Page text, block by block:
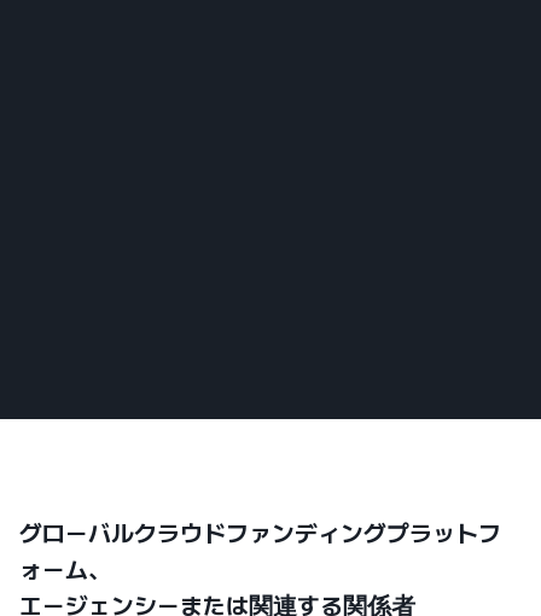
グローバルクラウドファンディングプラットフ
ォーム、
エージェンシーまたは関連する関係者